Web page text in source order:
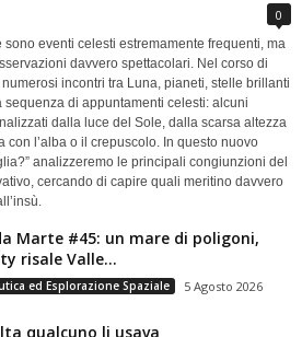
0
eventi celesti estremamente frequenti, ma
davvero spettacolari. Nel corso di
incontri tra Luna, pianeti, stelle brillanti
di appuntamenti celesti: alcuni
dalla luce del Sole, dalla scarsa altezza
con l’alba o il crepuscolo. In questo nuovo
analizzeremo le principali congiunzioni del
cercando di capire quali meritino davvero
Marte #45: un mare di poligoni,
risale Valle...
ed Esplorazione Spaziale 5 Agosto 2026
qualcuno li usava